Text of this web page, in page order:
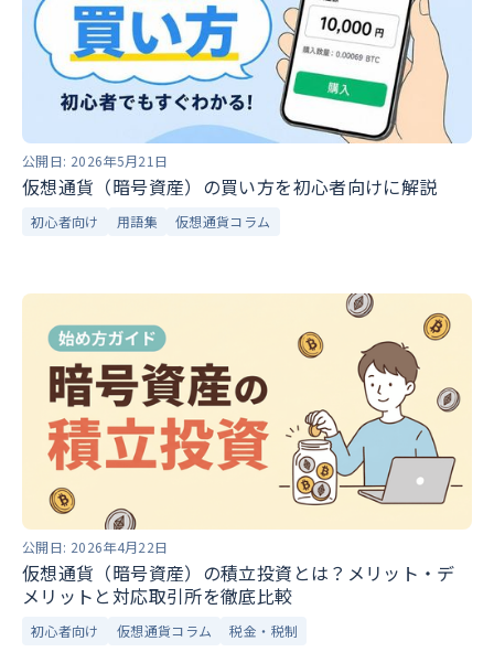
公開日: 2026年5月21日
仮想通貨（暗号資産）の買い方を初心者向けに解説
初心者向け 用語集 仮想通貨コラム
公開日: 2026年4月22日
仮想通貨（暗号資産）の積立投資とは？メリット・デ
メリットと対応取引所を徹底比較
初心者向け 仮想通貨コラム 税金・税制